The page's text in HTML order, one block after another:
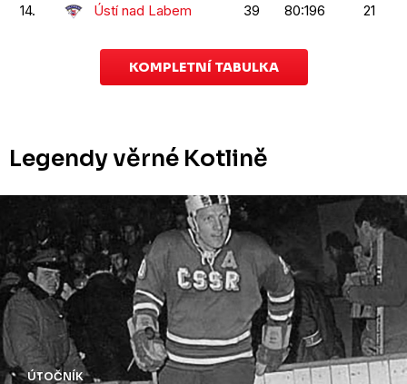
14. Ústí nad Labem 39 80:196 21
KOMPLETNÍ TABULKA
Legendy věrné Kotlině
ÚTOČNÍK